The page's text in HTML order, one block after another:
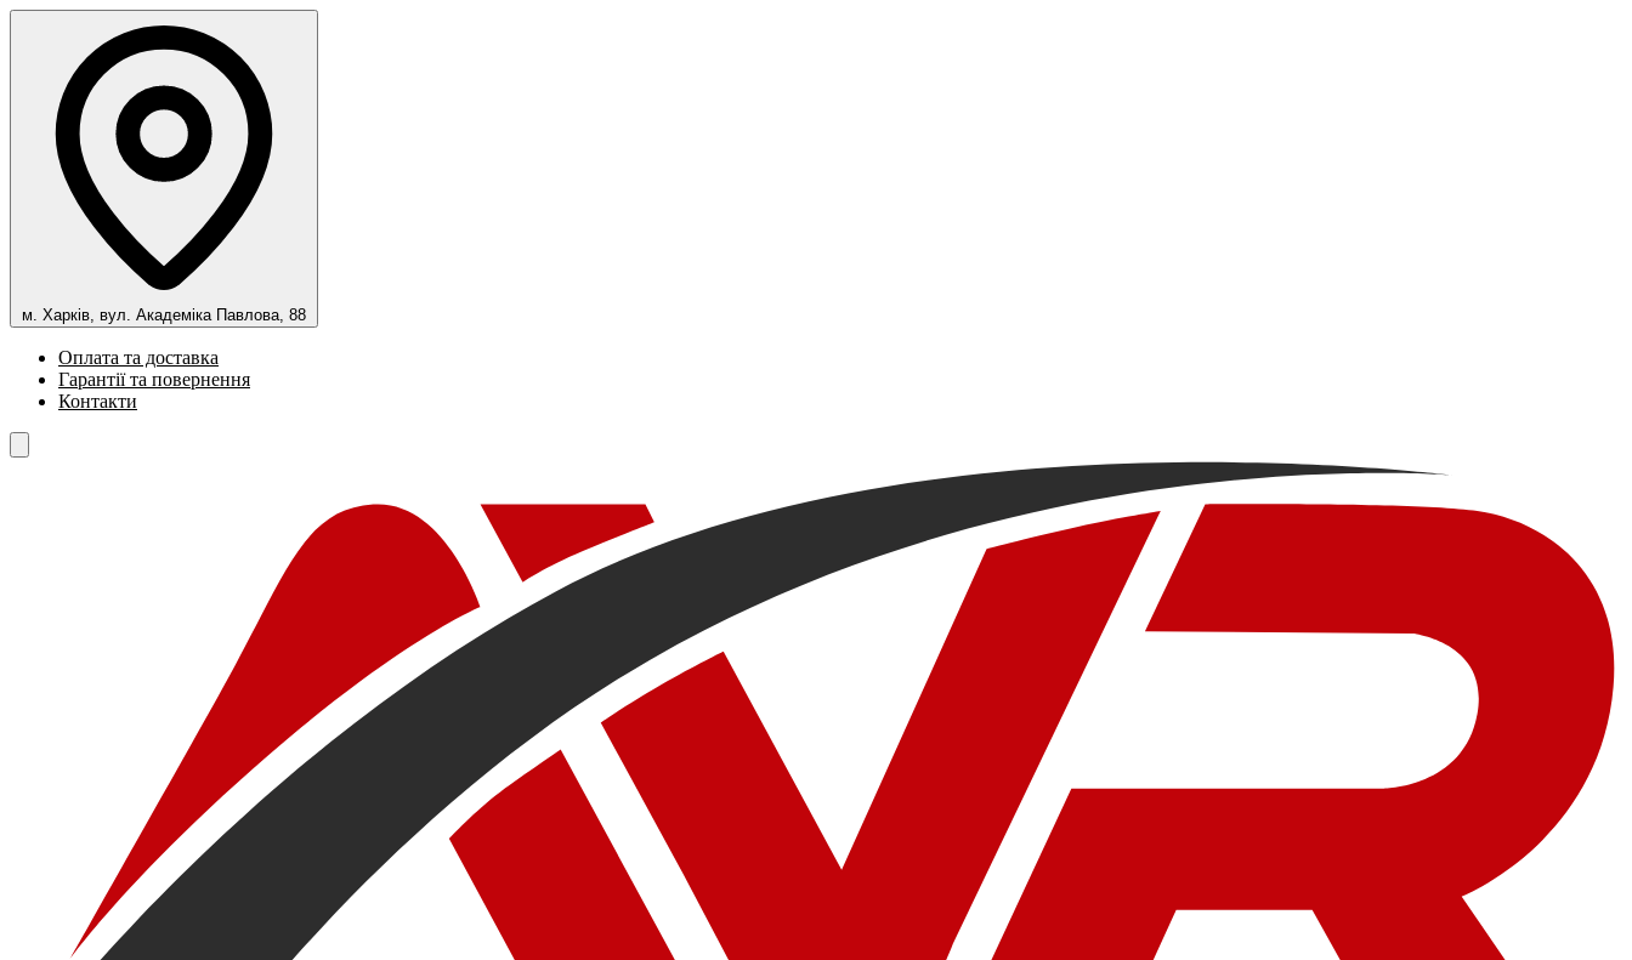
м. Харків, вул. Академіка Павлова, 88
Оплата та доставка
Гарантії та повернення
Контакти